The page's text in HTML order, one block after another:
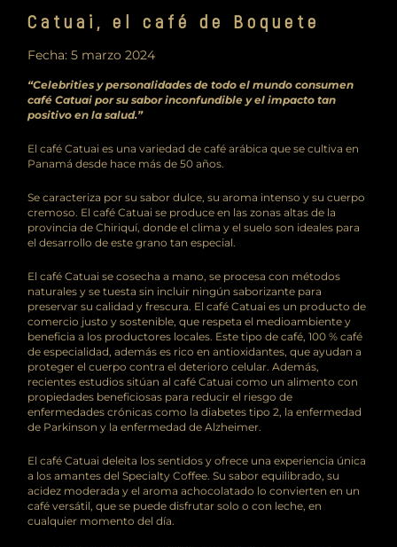
Catuai, el café de Boquete
Fecha:5 marzo 2024
“Celebrities y personalidades de todo el mundo consumen
café Catuai por su sabor inconfundible y el impacto tan
positivo en la salud.”
El café Catuai es una variedad de café arábica que se cultiva en
Panamá desde hace más de 50 años.
Se caracteriza por su sabor dulce, su aroma intenso y su cuerpo
cremoso. El café Catuai se produce en las zonas altas de la
provincia de Chiriquí, donde el clima y el suelo son ideales para
el desarrollo de este grano tan especial.
El café Catuai se cosecha a mano, se procesa con métodos
naturales y se tuesta sin incluir ningún saborizante para
preservar su calidad y frescura. El café Catuai es un producto de
comercio justo y sostenible, que respeta el medioambiente y
beneficia a los productores locales. Este tipo de café, 100 % café
de especialidad, además es rico en antioxidantes, que ayudan a
proteger el cuerpo contra el deterioro celular. Además,
recientes estudios sitúan al café Catuai como un alimento con
propiedades beneficiosas para reducir el riesgo de
enfermedades crónicas como la diabetes tipo 2, la enfermedad
de Parkinson y la enfermedad de Alzheimer.
El café Catuai deleita los sentidos y ofrece una experiencia única
a los amantes del Specialty Coffee. Su sabor equilibrado, su
acidez moderada y el aroma achocolatado lo convierten en un
café versátil, que se puede disfrutar solo o con leche, en
cualquier momento del día.